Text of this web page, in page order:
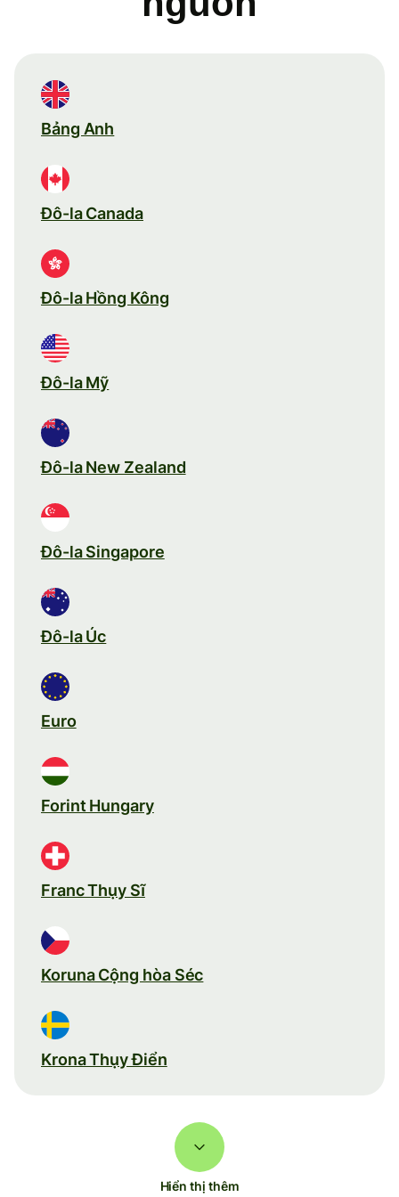
Bảng Anh
Đô-la Canada
Đô-la Hồng Kông
Đô-la Mỹ
Đô-la New Zealand
Đô-la Singapore
Đô-la Úc
Euro
Forint Hungary
Franc Thụy Sĩ
Koruna Cộng hòa Séc
Krona Thụy Điển
Hiển thị thêm